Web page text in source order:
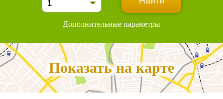
Дополнительные параметры
Показать на карте